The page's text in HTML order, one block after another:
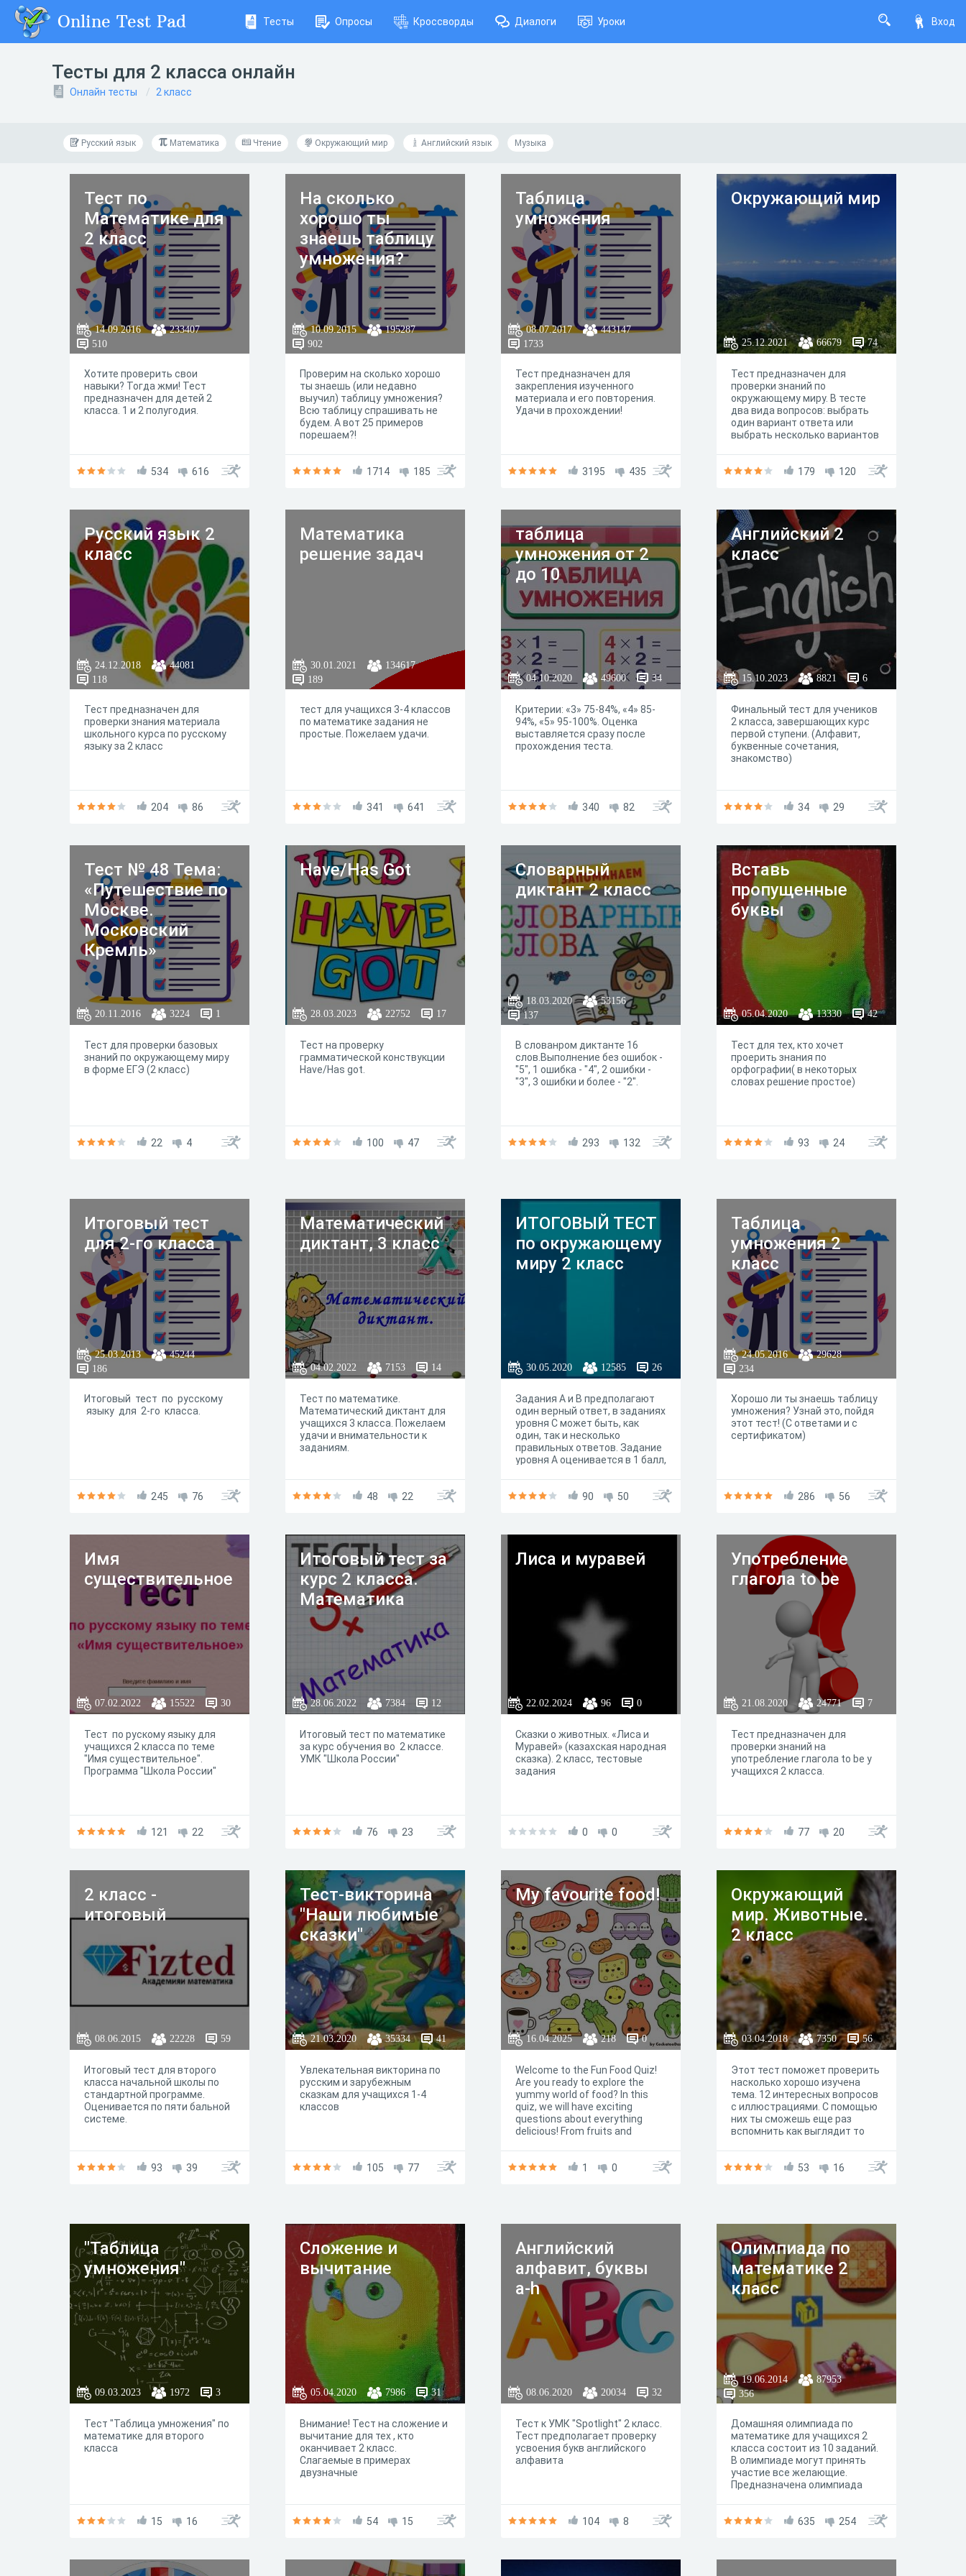
Вход
Online Test Pad Тесты Опросы Кроссворды Диалоги Уроки
Тесты для 2 класса онлайн
Онлайн тесты 2 класс
Русский язык Математика Чтение Окружающий мир Английский язык Музыка
Тест по
Математике для
2 класс
14.09.2016
233407
510
Хотите проверить свои
навыки? Тогда жми! Тест
предназначен для детей 2
класса. 1 и 2 полугодия.
534 616
На сколько
хорошо ты
знаешь таблицу
умножения?
10.09.2015
195287
902
Проверим на сколько хорошо
ты знаешь (или недавно
выучил) таблицу умножения?
Всю таблицу спрашивать не
будем. А вот 25 примеров
порешаем?!
1714 185
Таблица
умножения
08.07.2017
443147
1733
Тест предназначен для
закрепления изученного
материала и его повторения.
Удачи в прохождении!
3195 435
Окружающий мир
25.12.2021 66679 74
Тест предназначен для
проверки знаний по
окружающему миру. В тесте
два вида вопросов: выбрать
один вариант ответа или
выбрать несколько вариантов
179
120
Русский язык 2
класс
24.12.2018
44081
118
Тест предназначен для
проверки знания материала
школьного курса по русскому
языку за 2 класс
204 86
Математика
решение задач
30.01.2021
134617
189
тест для учащихся 3-4 классов
по математике задания не
простые. Пожелаем удачи.
341 641
таблица
умножения от 2
до 10
04.10.2020 49600 34
Критерии: «3» 75-84%, «4» 85-
94%, «5» 95-100%. Оценка
выставляется сразу после
прохождения теста.
340 82
Английский 2
класс
15.10.2023 8821 6
Финальный тест для учеников
2 класса, завершающих курс
первой ступени. (Алфавит,
буквенные сочетания,
знакомство)
34 29
Тест № 48 Тема:
«Путешествие по
Москве.
Московский
Кремль»
20.11.2016 3224 1
Тест для проверки базовых
знаний по окружающему миру
в форме ЕГЭ (2 класс)
22 4
Have/Has Got
28.03.2023 22752 17
Тест на проверку
грамматической конствукции
Have/Has got.
100 47
Словарный
диктант 2 класс
18.03.2020
53156
137
В слованром диктанте 16
слов.Выполнение без ошибок -
"5", 1 ошибка - "4", 2 ошибки -
"3", 3 ошибки и более - "2".
293 132
Вставь
пропущенные
буквы
05.04.2020 13330 42
Тест для тех, кто хочет
проерить знания по
орфографии( в некоторых
словах решение простое)
93 24
Итоговый тест
для 2-го класса
25.03.2013
45244
186
Итоговый тест по русскому
языку для 2-го класса.
245 76
Математический
диктант, 3 класс
04.02.2022 7153 14
Тест по математике.
Математический диктант для
учащихся 3 класса. Пожелаем
удачи и внимательности к
заданиям.
48 22
ИТОГОВЫЙ ТЕСТ
по окружающему
миру 2 класс
30.05.2020 12585 26
Задания А и В предполагают
один верный ответ, в заданиях
уровня С может быть, как
один, так и несколько
правильных ответов. Задание
уровня А оценивается в 1 балл,
90
50
Таблица
умножения 2
класс
24.05.2016
29628
234
Хорошо ли ты знаешь таблицу
умножения? Узнай это, пойдя
этот тест! (С ответами и с
сертификатом)
286 56
Имя
существительное
07.02.2022 15522 30
Тест по рускому языку для
учащихся 2 класса по теме
"Имя существительное".
Программа "Школа России"
121 22
Итоговый тест за
курс 2 класса.
Математика
28.06.2022 7384 12
Итоговый тест по математике
за курс обучения во 2 классе.
УМК "Школа России"
76 23
Лиса и муравей
22.02.2024 96 0
Сказки о животных. «Лиса и
Муравей» (казахская народная
сказка). 2 класс, тестовые
задания
0 0
Употребление
глагола to be
21.08.2020 24771 7
Тест предназначен для
проверки знаний на
употребление глагола to be у
учащихся 2 класса.
77 20
2 класс -
итоговый
08.06.2015 22228 59
Итоговый тест для второго
класса начальной школы по
стандартной программе.
Оценивается по пяти бальной
системе.
93 39
Тест-викторина
"Наши любимые
сказки"
21.03.2020 35334 41
Увлекательная викторина по
русским и зарубежным
сказкам для учащихся 1-4
классов
105 77
My favourite food!
16.04.2025 218 0
Welcome to the Fun Food Quiz!
Are you ready to explore the
yummy world of food? In this
quiz, we will have exciting
questions about everything
delicious! From fruits and
know about the tasty treats we
1 0
Окружающий
мир. Животные.
2 класс
03.04.2018 7350 56
Этот тест поможет проверить
насколько хорошо изучена
тема. 12 интересных вопросов
с иллюстрациями. С помощью
них ты сможешь еще раз
вспомнить как выглядит то
Желаем удачи!53 16
"Таблица
умножения"
09.03.2023 1972 3
Тест "Таблица умножения" по
математике для второго
класса
15 16
Сложение и
вычитание
05.04.2020 7986 31
Внимание! Тест на сложение и
вычитание для тех , кто
оканчивает 2 класс.
Слагаемые в примерах
двузначные
54 15
Английский
алфавит, буквы
a-h
08.06.2020 20034 32
Тест к УМК "Spotlight" 2 класс.
Тест предполагает проверку
усвоения букв английского
алфавита
104 8
Олимпиада по
математике 2
класс
19.06.2014
87953
356
Домашняя олимпиада по
математике для учащихся 2
класса состоит из 10 заданий.
В олимпиаде могут принять
участие все желающие.
Предназначена олимпиада
туру олимпиады.
заданий не ограничено. Удачи!
635 254